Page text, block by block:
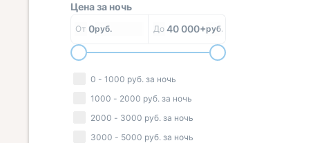
Цена за ночь
От 0руб. До 40 000+руб.
0 - 1000 руб. за ночь
1000 - 2000 руб. за ночь
2000 - 3000 руб. за ночь
3000 - 5000 руб. за ночь